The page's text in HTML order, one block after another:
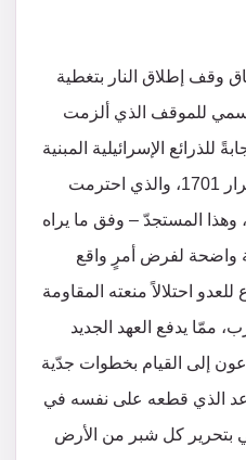
وقف إطلاق النار بتغطية
رسمي للموقف الذي ألزمت
للذرائع الإسرائيلية المبنية
على تفسير مشوّه للقرار 1701، والذي احترمت
وهذا المستجدّ – وفق ما يراه
واضحة لفرض أمرٍ واقع
احتلالاً منعته المقاومة
الحرب، ممّا يدفع العهد الجديد
إلى القيام بخطوات جدّية
الذي قطعه على نفسه في
بتحرير كل شبر من الأرض